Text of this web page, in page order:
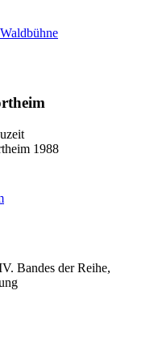
1988
Bandes der Reihe,